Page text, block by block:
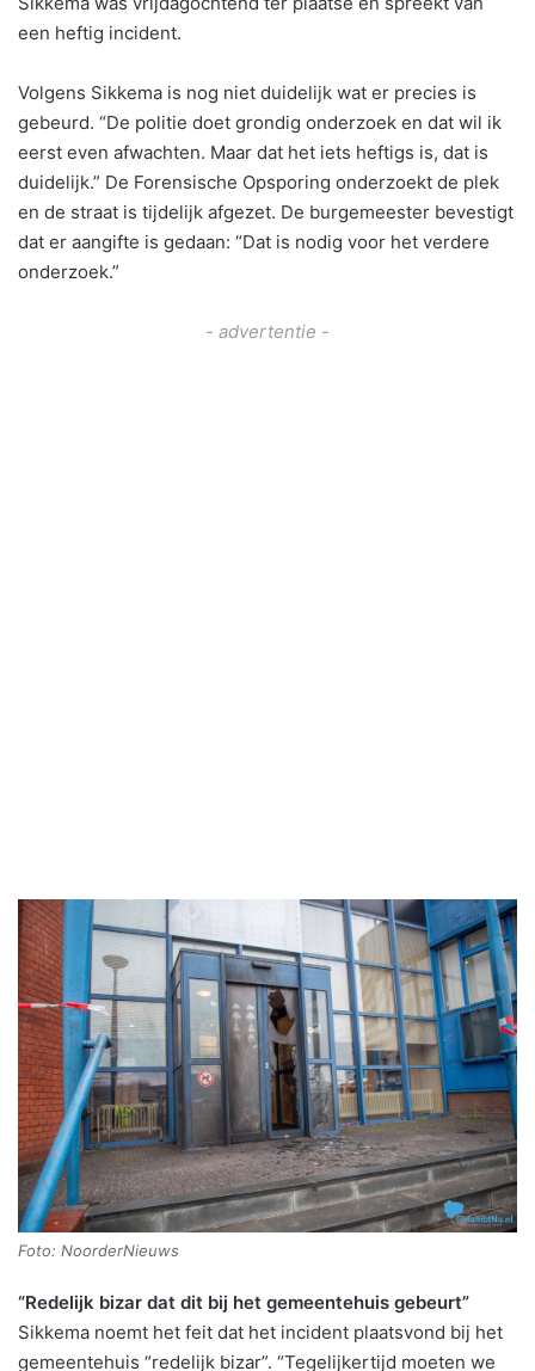
een heftig incident.
Volgens Sikkema is nog niet duidelijk wat er precies is
gebeurd. “De politie doet grondig onderzoek en dat wil ik
eerst even afwachten. Maar dat het iets heftigs is, dat is
duidelijk.” De Forensische Opsporing onderzoekt de plek
en de straat is tijdelijk afgezet. De burgemeester bevestigt
dat er aangifte is gedaan: “Dat is nodig voor het verdere
onderzoek.”
- advertentie -
Foto: NoorderNieuws
“Redelijk bizar dat dit bij het gemeentehuis gebeurt”
Sikkema noemt het feit dat het incident plaatsvond bij het
gemeentehuis “redelijk bizar”. “Tegelijkertijd moeten we